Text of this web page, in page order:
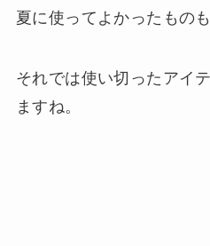
夏に使ってよかったもの
それでは使い切ったアイ
ますね。